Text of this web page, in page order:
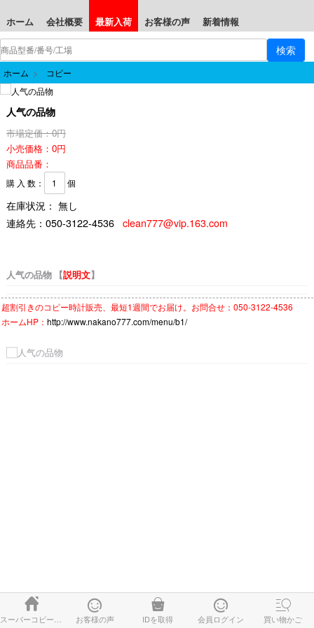
ホーム 会社概要 最新入荷 お客様の声 新着情報
ホーム > コピー
人气の品物
市場定価：0円
小売価格：0円
商品品番：
購 入 数： 個
在庫状況： 無し
連絡先： 050-3122-4536 clean777@vip.163.com
人气の品物 【説明文】
超割引きのコピー時計販売、最短1週間でお届け。お問合せ：050-3122-4536
ホームHP： http://www.nakano777.com/menu/b1/
 
お客様の声

IDを取得

会員ログイン

買い物かご